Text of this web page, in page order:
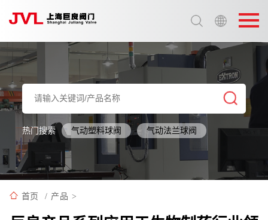
选择语言:
中文 / Chinese
英语 / English
热门搜索 气动塑料球阀 气动法兰球阀
首页 / 产品 >